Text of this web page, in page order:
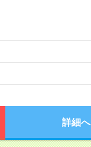
詳細へ